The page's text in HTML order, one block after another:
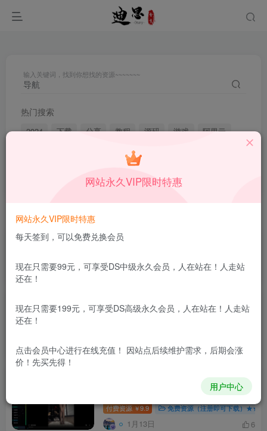
输入关键词，找到你想找的资源~~~~~~~
热门搜索
2024 下载 分享 教程 源码 游戏
阿里云
搜索导航，共找到160个文章
文章 用户 商品
排序 最新 热门 点赞 评论 收藏 销量
DCSHOP自动发卡商城用户可开通分
店分销，支持实物发货，自带博客功能
6月16日
上班摸鱼神器：集美女 / 游戏 / 风景 /
新闻 / 视频解析 / 翻译的多功能抠脚工
具箱
付费资源 ￥9.9 免费资源（注册即可下载）★★★
1月13日 6
网站永久VIP限时特惠
网站永久VIP限时特惠
每天签到，可以免费兑换会员
现在只需要99元，可享受DS中级永久会员，人在站在！人走站
还在！
现在只需要199元，可享受DS高级永久会员，人在站在！人走站
还在！
点击会员中心进行在线充值！ 因站点后续维护需求，后期会涨
价！先买先得！
用户中心